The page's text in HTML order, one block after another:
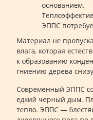
основанием.
ЭППС
Материал не
влага, которая
к образованию
гниению дерева
Современный ЭППС
едкий черный дым.
тепло. ЭППС —